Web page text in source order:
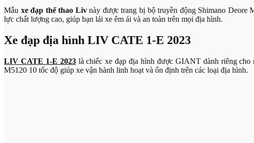
Mẫu xe đạp thể thao Livnày được trang bị bộ truyền động Shimano Deore
lực chất lượng cao, giúp bạn lái xe êm ái và an toàn trên mọi địa hình.
Xe đạp địa hình LIV CATE 1-E 2023
LIV CATE 1-E 2023là chiếc xe đạp địa hình được GIANT dành riêng cho
M5120 10 tốc độ giúp xe vận hành linh hoạt và ổn định trên các loại địa hình.